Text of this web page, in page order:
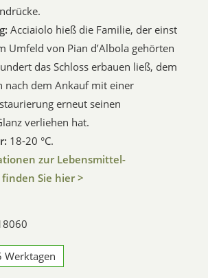
Acciaiolo hieß die Familie, der einst
Umfeld von Pian d’Albola gehörten
das Schloss erbauen ließ, dem
nach dem Ankauf mit einer
erneut seinen
verliehen hat.
18-20 °C.
zur Lebensmittel-
Sie hier >
Werktagen